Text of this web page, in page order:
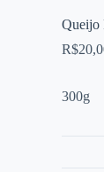
Queijo
R$
300g